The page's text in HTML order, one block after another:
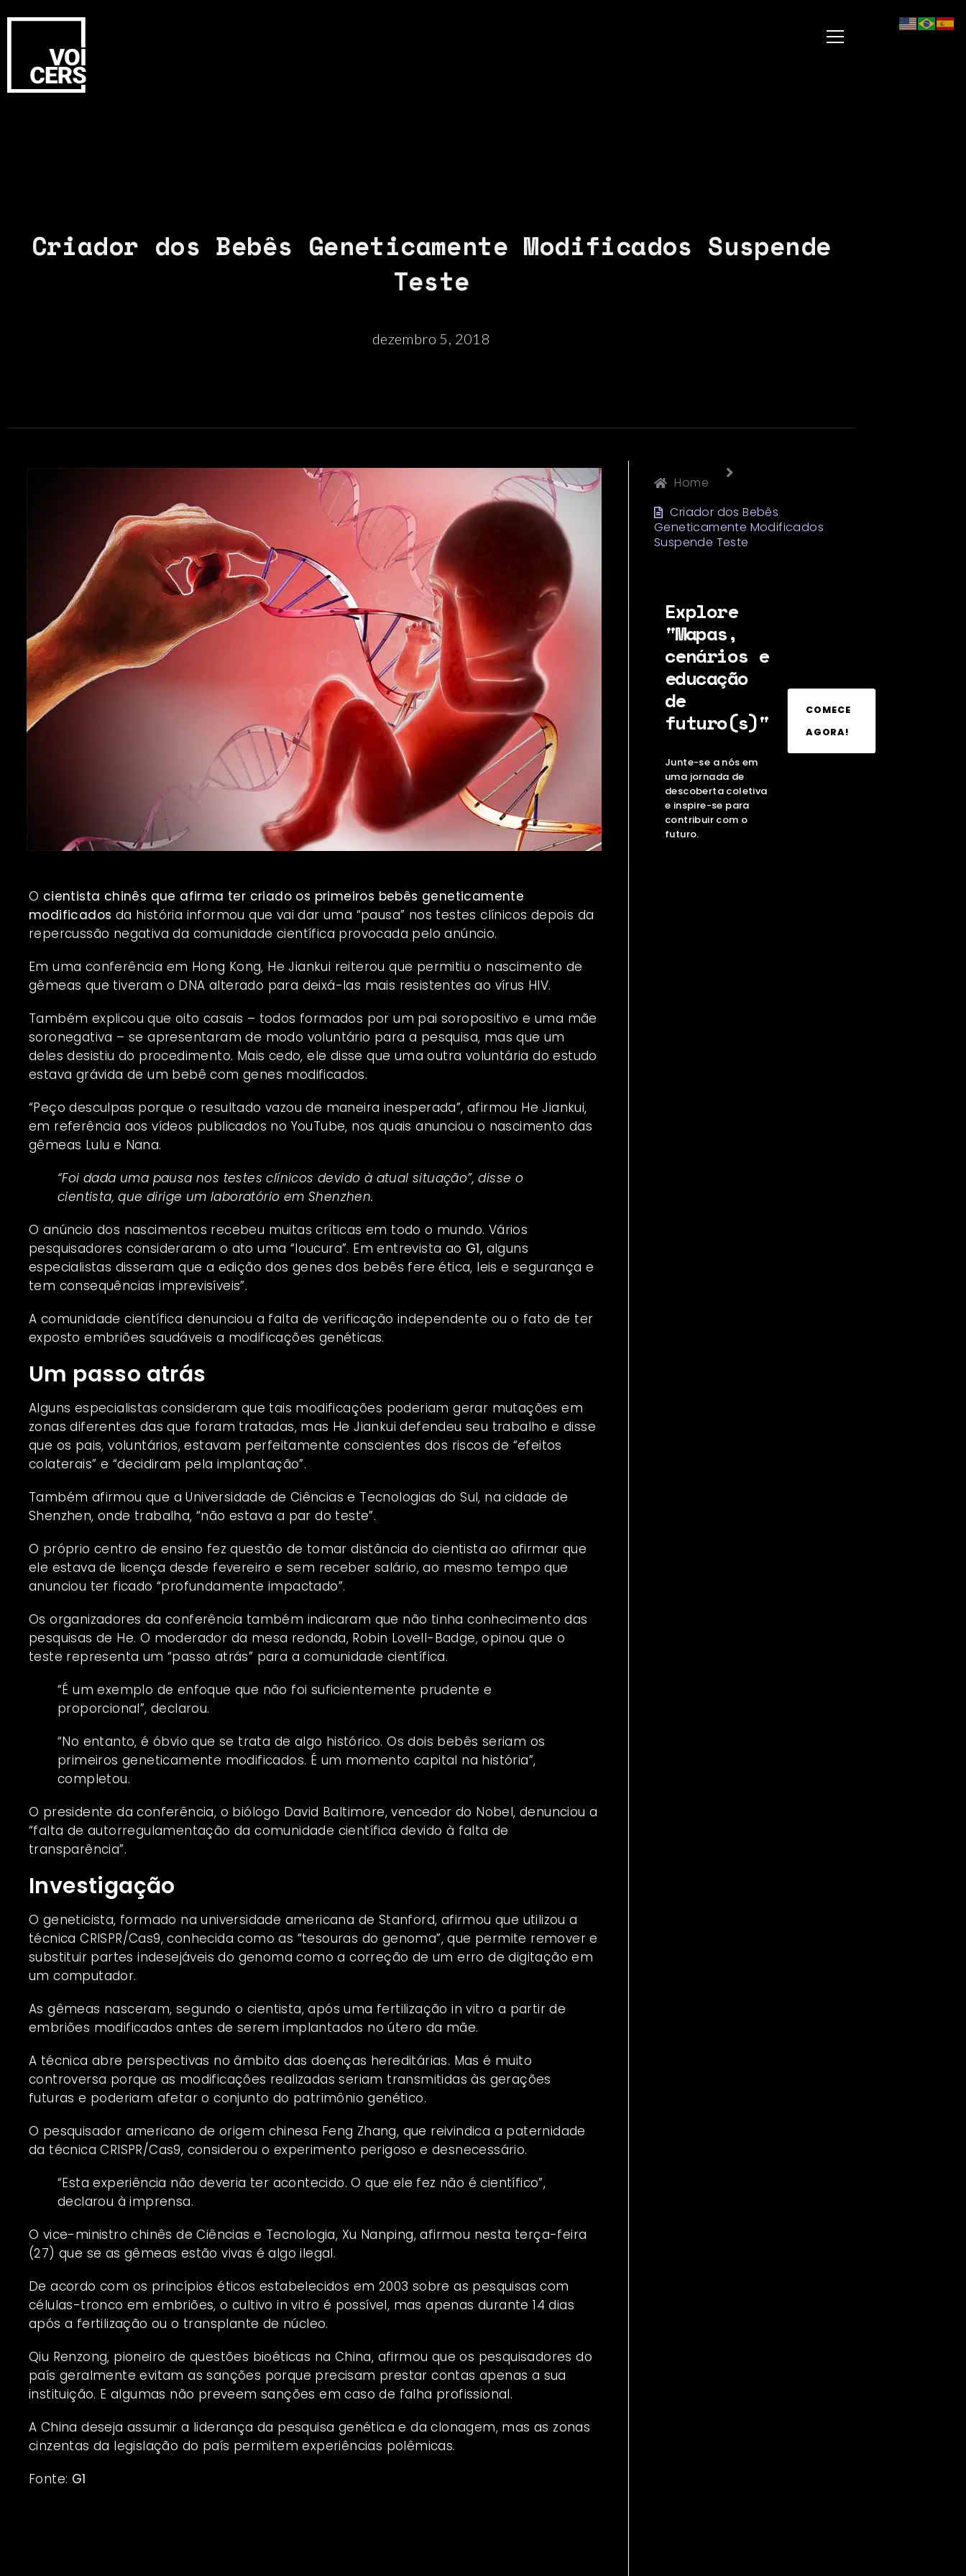
Criador dos Bebês Geneticamente Modificados Suspende
Teste
dezembro 5, 2018
O cientista chinês que afirma ter criado os primeiros bebês geneticamente
modificados da história informou que vai dar uma “pausa” nos testes clínicos depois da
repercussão negativa da comunidade científica provocada pelo anúncio.
Em uma conferência em Hong Kong, He Jiankui reiterou que permitiu o nascimento de
gêmeas que tiveram o DNA alterado para deixá-las mais resistentes ao vírus HIV.
Também explicou que oito casais – todos formados por um pai soropositivo e uma mãe
soronegativa – se apresentaram de modo voluntário para a pesquisa, mas que um
deles desistiu do procedimento. Mais cedo, ele disse que umaoutra voluntária do estudo
estava grávida de um bebê com genes modificados.
“Peço desculpas porque o resultado vazou de maneira inesperada”, afirmou He Jiankui,
em referência aos vídeos publicados no YouTube, nos quais anunciou o nascimento das
gêmeas Lulu e Nana.
“Foi dada uma pausa nos testes clínicos devido à atual situação”, disse o
cientista, que dirige um laboratório em Shenzhen.
O anúncio dos nascimentos recebeu muitas críticas em todo o mundo. Vários
pesquisadores consideraram o ato uma “loucura”. Em entrevista ao G1, alguns
especialistas disseram que a edição dos genes dos bebês fere ética, leis e segurança e
tem consequências imprevisíveis”.
A comunidade científica denunciou a falta de verificação independente ou o fato de ter
exposto embriões saudáveis a modificações genéticas.
Um passo atrás
Alguns especialistas consideram que tais modificações poderiam gerar mutações em
zonas diferentes das que foram tratadas, mas He Jiankui defendeu seu trabalho e disse
que os pais, voluntários, estavam perfeitamente conscientes dos riscos de “efeitos
colaterais” e “decidiram pela implantação”.
Também afirmou que a Universidade de Ciências e Tecnologias do Sul, na cidade de
Shenzhen, onde trabalha, “não estava a par do teste”.
O próprio centro de ensino fez questão de tomar distância do cientista ao afirmar que
ele estava de licença desde fevereiro e sem receber salário, ao mesmo tempo que
anunciou ter ficado “profundamente impactado”.
Os organizadores da conferência também indicaram que não tinha conhecimento das
pesquisas de He. O moderador da mesa redonda, Robin Lovell-Badge, opinou que o
teste representa um “passo atrás” para a comunidade científica.
“É um exemplo de enfoque que não foi suficientemente prudente e
proporcional”, declarou.
“No entanto, é óbvio que se trata de algo histórico. Os dois bebês seriam os
primeiros geneticamente modificados. É um momento capital na história”,
completou.
O presidente da conferência, o biólogo David Baltimore, vencedor do Nobel, denunciou a
“falta de autorregulamentação da comunidade científica devido à falta de
transparência”.
Investigação
O geneticista, formado na universidade americana de Stanford, afirmou que utilizou a
técnica CRISPR/Cas9, conhecida como as “tesouras do genoma”, que permite remover e
substituir partes indesejáveis do genoma como a correção de um erro de digitação em
um computador.
As gêmeas nasceram, segundo o cientista, após uma fertilização in vitro a partir de
embriões modificados antes de serem implantados no útero da mãe.
A técnica abre perspectivas no âmbito das doenças hereditárias. Mas é muito
controversa porque as modificações realizadas seriam transmitidas às gerações
futuras e poderiam afetar o conjunto do patrimônio genético.
O pesquisador americano de origem chinesa Feng Zhang, que reivindica a paternidade
da técnica CRISPR/Cas9, considerou o experimento perigoso e desnecessário.
“Esta experiência não deveria ter acontecido. O que ele fez não é científico”,
declarou à imprensa.
O vice-ministro chinês de Ciências e Tecnologia, Xu Nanping, afirmou nesta terça-feira
(27) que se as gêmeas estão vivas é algo ilegal.
De acordo com os princípios éticos estabelecidos em 2003 sobre as pesquisas com
células-tronco em embriões, o cultivo in vitro é possível, mas apenas durante 14 dias
após a fertilização ou o transplante de núcleo.
Qiu Renzong, pioneiro de questões bioéticas na China, afirmou que os pesquisadores do
país geralmente evitam as sanções porque precisam prestar contas apenas a sua
instituição. E algumas não preveem sanções em caso de falha profissional.
A China deseja assumir a liderança da pesquisa genética e da clonagem, mas as zonas
cinzentas da legislação do país permitem experiências polêmicas.
Fonte: G1
Home
Criador dos Bebês
Geneticamente Modificados
Suspende Teste
Explore
"Mapas,
cenários e
educação
de
futuro(s)"
Junte-se a nós em
uma jornada de
descoberta coletiva
e inspire-se para
contribuir com o
futuro.
COMECE
AGORA!